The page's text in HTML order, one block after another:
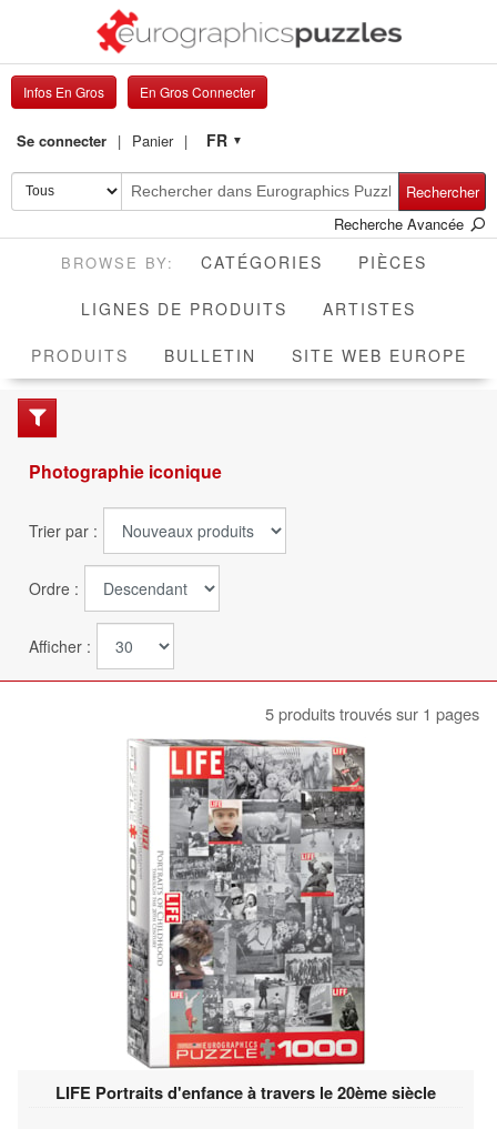
Infos En Gros En Gros Connecter
Se connecter Panier FR ▼
Rechercher
Recherche Avancée
CATÉGORIES PIÈCES
LIGNES DE PRODUITS ARTISTES
PRODUITS ACTIVEBULLETIN SITE WEB EUROPE
Photographie iconique
Trier par :
Ordre :
Afficher :
5 produits trouvés sur 1 pages
LIFE Portraits d'enfance à travers le 20ème siècle